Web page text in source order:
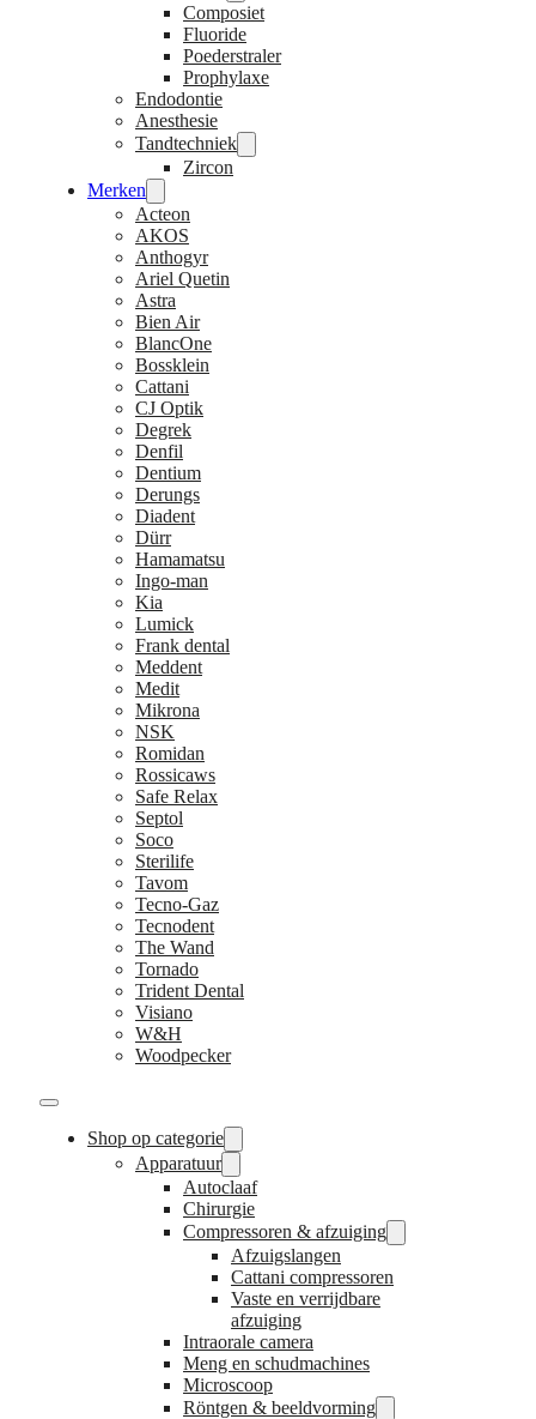
Composiet
Fluoride
Poederstraler
Prophylaxe
Endodontie
Anesthesie
Tandtechniek
Zircon
Merken
Acteon
AKOS
Anthogyr
Ariel Quetin
Astra
Bien Air
BlancOne
Bossklein
Cattani
CJ Optik
Degrek
Denfil
Dentium
Derungs
Diadent
Dürr
Hamamatsu
Ingo-man
Kia
Lumick
Frank dental
Meddent
Medit
Mikrona
NSK
Romidan
Rossicaws
Safe Relax
Septol
Soco
Sterilife
Tavom
Tecno-Gaz
Tecnodent
The Wand
Tornado
Trident Dental
Visiano
W&H
Woodpecker
Shop op categorie
Apparatuur
Autoclaaf
Chirurgie
Compressoren & afzuiging
Afzuigslangen
Cattani compressoren
Vaste en verrijdbare
afzuiging
Intraorale camera
Meng en schudmachines
Microscoop
Röntgen & beeldvorming